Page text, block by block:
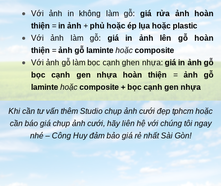
Với ảnh in không làm gỗ: giá rửa ảnh hoàn
thiện = in ảnh + phủ hoặc ép lụa hoặc plastic
Với ảnh làm gỗ: giá in ảnh lên gỗ hoàn
thiện = ảnh gỗ laminte hoặc composite
Với ảnh gỗ làm bọc cạnh ghen nhựa:giá in ảnh gỗ
bọc cạnh gen nhựa hoàn thiện = ảnh gỗ
laminte hoặc composite + bọc cạnh gen nhựa
Khi cần tư vấn thêm Studio chụp ảnh cưới đẹp tphcm hoặc
cần báo giá chụp ảnh cưới, hãy liên hệ với chúng tôi ngay
nhé – Công Huy đảm bảo giá rẻ nhất Sài Gòn!